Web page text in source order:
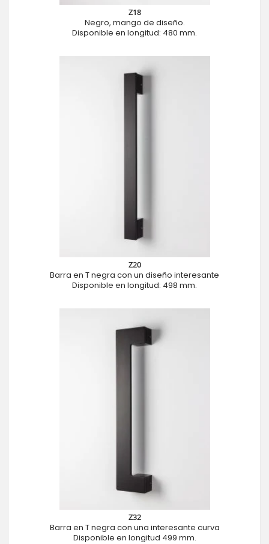
Z18
Negro, mango de diseño.
Disponible en longitud: 480 mm.
Z20
Barra en T negra con un diseño interesante
Disponible en longitud: 498 mm.
Z32
Barra en T negra con una interesante curva
Disponible en longitud 499 mm.